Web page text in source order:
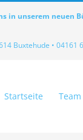
in unserem neuen
Buxtehude • 04161
Startseite Team